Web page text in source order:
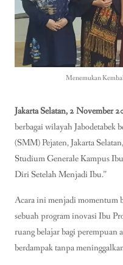
Menemukan
Jakarta Selatan, 2 November
berbagai wilayah
(SMM) Pejaten, Jakarta
Studium Generale Kampus
Diri Setelah Menjadi Ibu.”
Acara ini menjadi momentum
sebuah program inovasi Ibu
ruang belajar bagi perempuan
berdampak tanpa